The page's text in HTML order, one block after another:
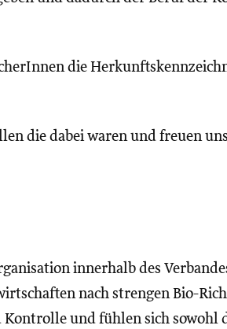
die
die dabei waren und freuen
innerhalb des
nach strengen Bio-
und fühlen sich sowohl